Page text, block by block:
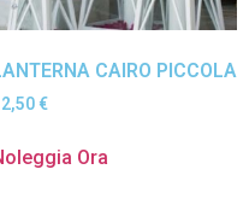
CAIRO PICCOLA
€
Ora